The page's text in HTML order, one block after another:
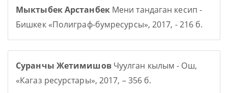
Мыктыбек АрстанбекМени тандаган кесип -
Бишкек «Полиграф-бумресурсы», 2017, - 216 б.
Суранчы ЖетимишовЧуулган кылым - Ош,
«Кагаз ресурстары», 2017, – 356 б.